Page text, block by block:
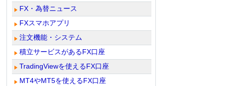
FX・為替ニュース
FXスマホアプリ
注文機能・システム
積立サービスがあるFX口座
TradingViewを使えるFX口座
MT4やMT5を使えるFX口座